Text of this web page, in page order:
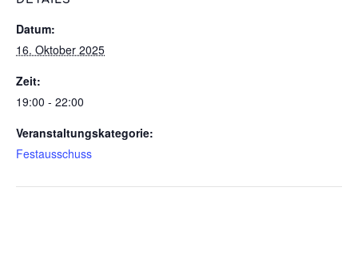
Datum:
16. Oktober 2025
Zeit:
19:00 - 22:00
Veranstaltungskategorie:
Festausschuss